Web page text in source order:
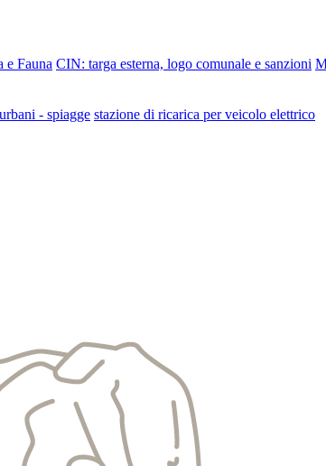
e Fauna CIN: targa esterna, logo comunale e sanzioni
- spiagge stazione di ricarica per veicolo elettrico